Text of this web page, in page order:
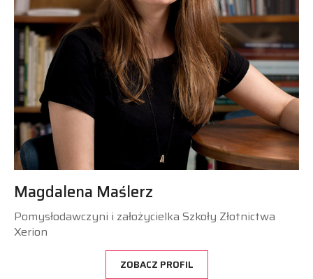
Magdalena Maślerz
Pomysłodawczyni i założycielka Szkoły Złotnictwa
Xerion
ZOBACZ PROFIL